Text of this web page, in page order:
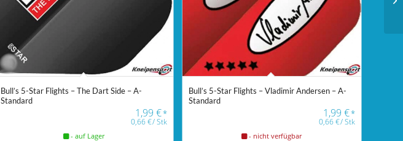
Bull’s 5-Star Flights – The Dart Side – A-
Standard
1,99€*
0,66€/Stk
- auf Lager
Bull’s 5-Star Flights – Vladimir Andersen – A-
Standard
1,99 €*
0,66€/Stk
- nicht verfügbar